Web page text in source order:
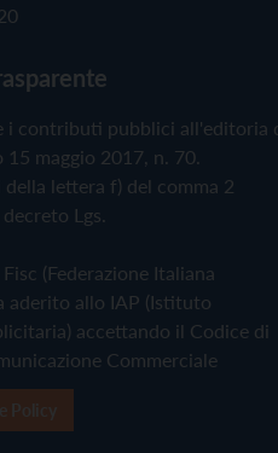
i contributi pubblici all'editoria
maggio 2017, n. 70.
della lettera f) del comma 2
Lgs.
(Federazione Italiana
aderito allo IAP (Istituto
accettando il Codice di
Commerciale